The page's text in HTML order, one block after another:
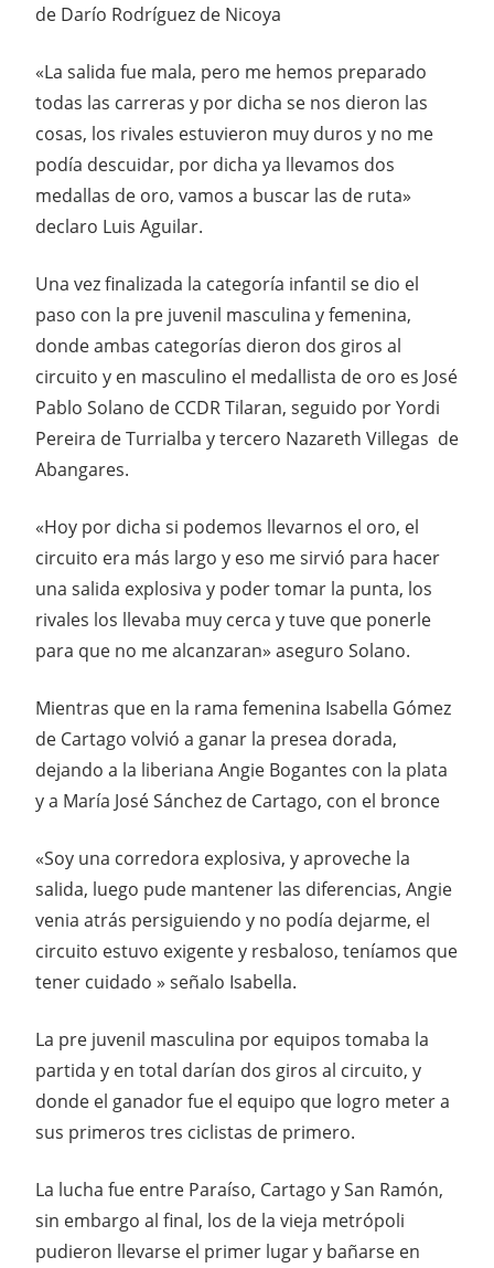
de Darío Rodríguez de Nicoya
«La salida fue mala, pero me hemos preparado
todas las carreras y por dicha se nos dieron las
cosas, los rivales estuvieron muy duros y no me
podía descuidar, por dicha ya llevamos dos
medallas de oro, vamos a buscar las de ruta»
declaro Luis Aguilar.
Una vez finalizada la categoría infantil se dio el
paso con la pre juvenil masculina y femenina,
donde ambas categorías dieron dos giros al
circuito y en masculino el medallista de oro es José
Pablo Solano de CCDR Tilaran, seguido por Yordi
Pereira de Turrialba y tercero Nazareth Villegas de
Abangares.
«Hoy por dicha si podemos llevarnos el oro, el
circuito era más largo y eso me sirvió para hacer
una salida explosiva y poder tomar la punta, los
rivales los llevaba muy cerca y tuve que ponerle
para que no me alcanzaran» aseguro Solano.
Mientras que en la rama femenina Isabella Gómez
de Cartago volvió a ganar la presea dorada,
dejando a la liberiana Angie Bogantes con la plata
y a María José Sánchez de Cartago, con el bronce
«Soy una corredora explosiva, y aproveche la
salida, luego pude mantener las diferencias, Angie
venia atrás persiguiendo y no podía dejarme, el
circuito estuvo exigente y resbaloso, teníamos que
tener cuidado » señalo Isabella.
La pre juvenil masculina por equipos tomaba la
partida y en total darían dos giros al circuito, y
donde el ganador fue el equipo que logro meter a
sus primeros tres ciclistas de primero.
La lucha fue entre Paraíso, Cartago y San Ramón,
sin embargo al final, los de la vieja metrópoli
pudieron llevarse el primer lugar y bañarse en